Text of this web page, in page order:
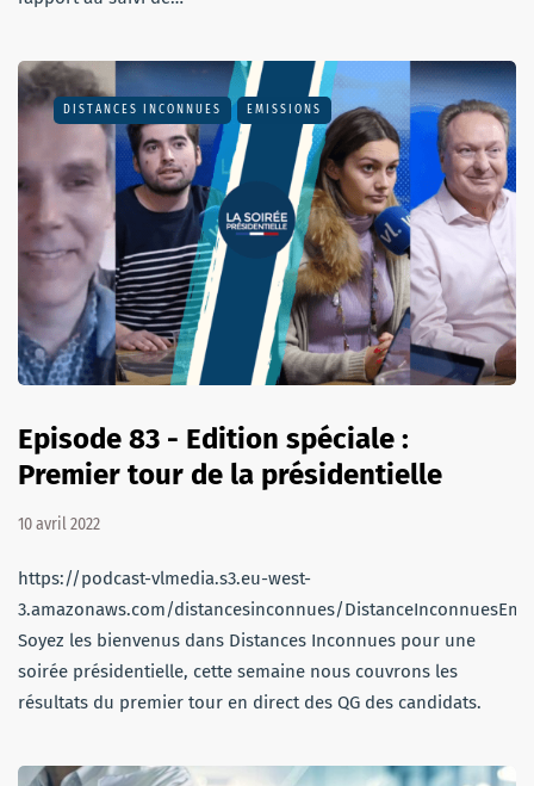
DISTANCES INCONNUES EMISSIONS
Episode 83 - Edition spéciale :
Premier tour de la présidentielle
10 avril 2022
https://podcast-vlmedia.s3.eu-west-
3.amazonaws.com/distancesinconnues/
Soyez les bienvenus dans Distances Inconnues pour une
soirée présidentielle, cette semaine nous couvrons les
résultats du premier tour en direct des QG des candidats.